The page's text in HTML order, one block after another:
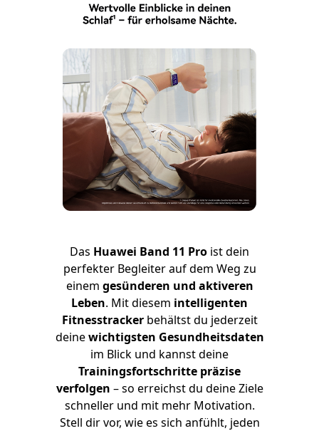
Das Huawei Band 11 Pro ist dein
perfekter Begleiter auf dem Weg zu
einem gesünderen und aktiveren
Leben. Mit diesem intelligenten
Fitnesstrackerbehältst du jederzeit
deinewichtigsten Gesundheitsdaten
im Blick und kannst deine
Trainingsfortschritte präzise
verfolgen – so erreichst du deine Ziele
schneller und mit mehr Motivation.
Stell dir vor, wie es sich anfühlt, jeden